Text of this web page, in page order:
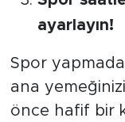
ayarlayın!
Spor
ana
önce hafif bir